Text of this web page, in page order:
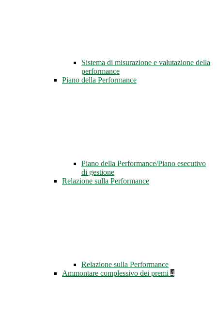
Sistema di misurazione e valutazione della
performance
Piano della Performance
Piano della Performance/Piano esecutivo
di gestione
Relazione sulla Performance
Relazione sulla Performance
Ammontare complessivo dei premi 4